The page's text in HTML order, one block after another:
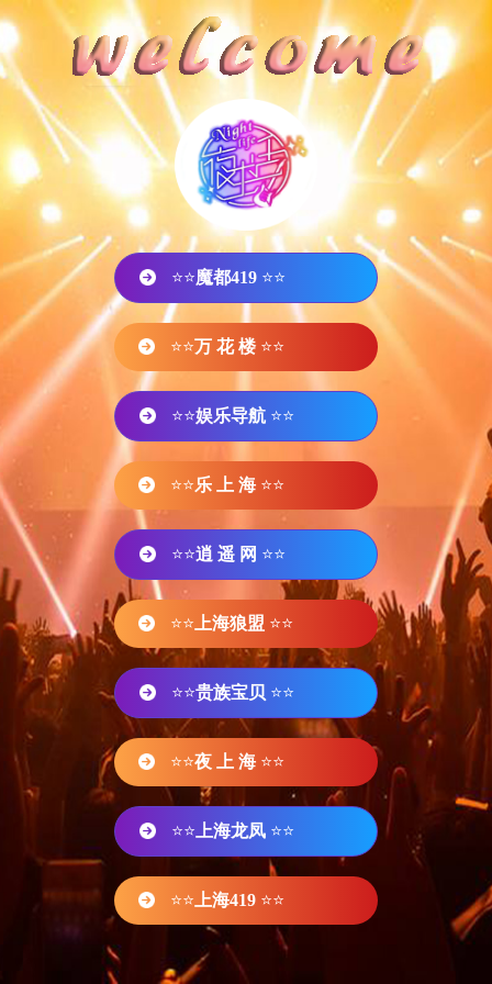
⭐⭐魔都419 ⭐⭐
⭐⭐万 花 楼 ⭐⭐
⭐⭐娱乐导航 ⭐⭐
⭐⭐乐 上 海 ⭐⭐
⭐⭐逍 遥 网 ⭐⭐
⭐⭐ 上海狼盟 ⭐⭐
⭐⭐贵族宝贝 ⭐⭐
⭐⭐夜 上 海 ⭐⭐
⭐⭐ 上海龙凤 ⭐⭐
⭐⭐ 上海419 ⭐⭐